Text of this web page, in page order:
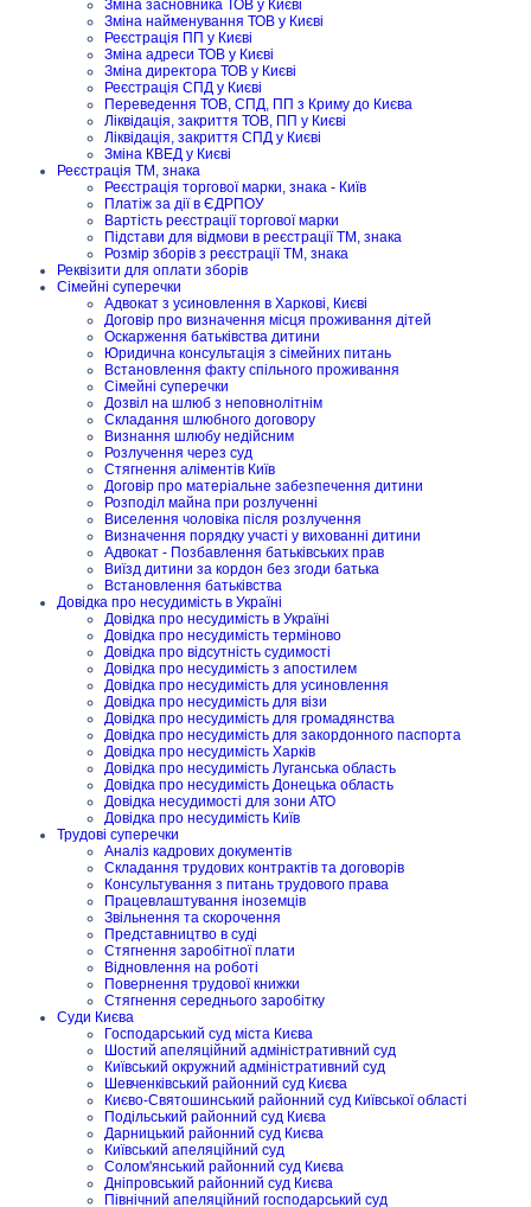
Зміна засновника ТОВ у Києві
Зміна найменування ТОВ у Києві
Реєстрація ПП у Києві
Зміна адреси ТОВ у Києві
Зміна директора ТОВ у Києві
Реєстрація СПД у Києві
Переведення ТОВ, СПД, ПП з Криму до Києва
Ліквідація, закриття ТОВ, ПП у Києві
Ліквідація, закриття СПД у Києві
Зміна КВЕД у Києві
Реєстрація ТМ, знака
Реєстрація торгової марки, знака - Київ
Платіж за дії в ЄДРПОУ
Вартість реєстрації торгової марки
Підстави для відмови в реєстрації ТМ, знака
Розмір зборів з реєстрації ТМ, знака
Реквізити для оплати зборів
Сімейні суперечки
Адвокат з усиновлення в Харкові, Києві
Договір про визначення місця проживання дітей
Оскарження батьківства дитини
Юридична консультація з сімейних питань
Встановлення факту спільного проживання
Сімейні суперечки
Дозвіл на шлюб з неповнолітнім
Складання шлюбного договору
Визнання шлюбу недійсним
Розлучення через суд
Стягнення аліментів Київ
Договір про матеріальне забезпечення дитини
Розподіл майна при розлученні
Виселення чоловіка після розлучення
Визначення порядку участі у вихованні дитини
Адвокат - Позбавлення батьківських прав
Виїзд дитини за кордон без згоди батька
Встановлення батьківства
Довідка про несудимість в Україні
Довідка про несудимість в Україні
Довідка про несудимість терміново
Довідка про відсутність судимості
Довідка про несудимість з апостилем
Довідка про несудимість для усиновлення
Довідка про несудимість для візи
Довідка про несудимість для громадянства
Довідка про несудимість для закордонного паспорта
Довідка про несудимість Харків
Довідка про несудимість Луганська область
Довідка про несудимість Донецька область
Довідка несудимості для зони АТО
Довідка про несудимість Київ
Трудові суперечки
Аналіз кадрових документів
Складання трудових контрактів та договорів
Консультування з питань трудового права
Працевлаштування іноземців
Звільнення та скорочення
Представництво в суді
Стягнення заробітної плати
Відновлення на роботі
Повернення трудової книжки
Стягнення середнього заробітку
Суди Києва
Господарський суд міста Києва
Шостий апеляційний адміністративний суд
Київський окружний адміністративний суд
Шевченківський районний суд Києва
Києво-Святошинський районний суд Київської області
Подільський районний суд Києва
Дарницький районний суд Києва
Київський апеляційний суд
Солом'янський районний суд Києва
Дніпровський районний суд Києва
Північний апеляційний господарський суд